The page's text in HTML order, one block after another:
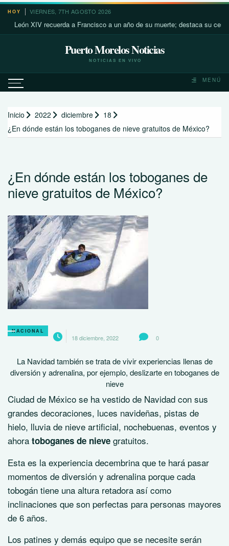
Saltar
contenido
HOY VIERNES, 7TH AGOSTO 2026
León XIV recuerda a Francisco a un año de su muerte; destaca su
Puerto Morelos Noticias
NOTICIAS EN VIVO
MENÚ
Inicio 2022 diciembre
18
¿En dónde están los toboganes de nieve gratuitos de México?
¿En dónde están los toboganes de
nieve gratuitos de México?
NACIONAL
18 diciembre, 2022 0
La Navidad también se trata de vivir experiencias llenas de
diversión y adrenalina, por ejemplo, deslizarte en toboganes de
nieve
Ciudad de México se ha vestido de Navidad con sus
grandes decoraciones, luces navideñas, pistas de
hielo, lluvia de nieve artificial, nochebuenas, eventos y
ahora toboganes de nieve gratuitos.
Esta es la experiencia decembrina que te hará pasar
momentos de diversión y adrenalina porque cada
tobogán tiene una altura retadora así como
inclinaciones que son perfectas para personas mayores
de 6 años.
Los patines y demás equipo que se necesite serán